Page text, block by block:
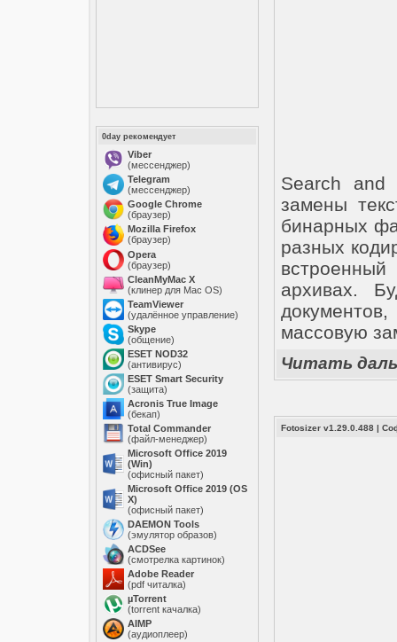
0day рекомендует
Viber
(мессенджер)
Telegram
(мессенджер)
Google Chrome
(браузер)
Mozilla Firefox
(браузер)
Opera
(браузер)
CleanMyMac X
(клинер для Mac OS)
TeamViewer
(удалённое управление)
Skype
(общение)
ESET NOD32
(антивирус)
ESET Smart Security
(защита)
Acronis True Image
(бекап)
Total Commander
(файл-менеджер)
Microsoft Office 2019
(Win)
(офисный пакет)
Microsoft Office 2019 (OS
X)
(офисный пакет)
DAEMON Tools
(эмулятор образов)
ACDSee
(смотрелка картинок)
Adobe Reader
(pdf читалка)
µTorrent
(torrent качалка)
AIMP
(аудиоплеер)
Search and
замены
бинарных
разных
архивах.
массовую
Читать
Fotosizer v1.29.0.488 |